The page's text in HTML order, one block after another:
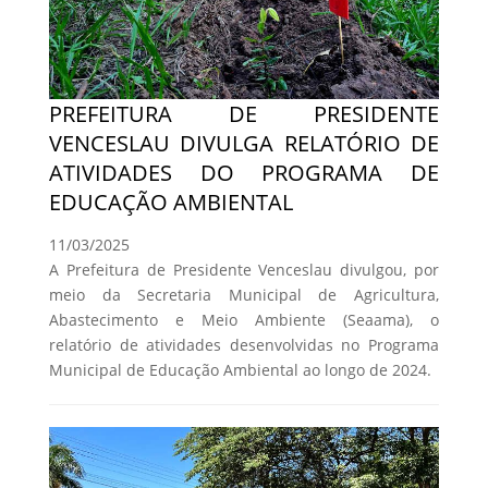
PREFEITURA DE PRESIDENTE
VENCESLAU DIVULGA RELATÓRIO DE
ATIVIDADES DO PROGRAMA DE
EDUCAÇÃO AMBIENTAL
11/03/2025
A Prefeitura de Presidente Venceslau divulgou, por
meio da Secretaria Municipal de Agricultura,
Abastecimento e Meio Ambiente (Seaama), o
relatório de atividades desenvolvidas no Programa
Municipal de Educação Ambiental ao longo de 2024.